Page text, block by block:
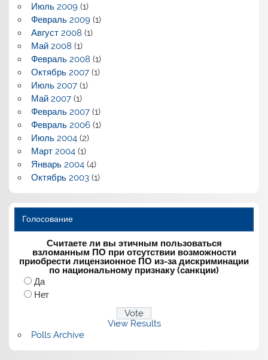
Июль 2009(1)
Февраль 2009(1)
Август 2008 (1)
Май 2008 (1)
Февраль 2008 (1)
Октябрь 2007(1)
Июль 2007(1)
Май 2007(1)
Февраль 2007(1)
Февраль 2006(1)
Июль 2004(2)
Март 2004(1)
Январь 2004(4)
Октябрь 2003(1)
Голосование
Считаете ли вы этичным пользоваться
взломанным ПО при отсутствии возможности
приобрести лицензионное ПО из-за дискриминации
по национальному признаку (санкции)
Да
Нет
View Results
Polls Archive